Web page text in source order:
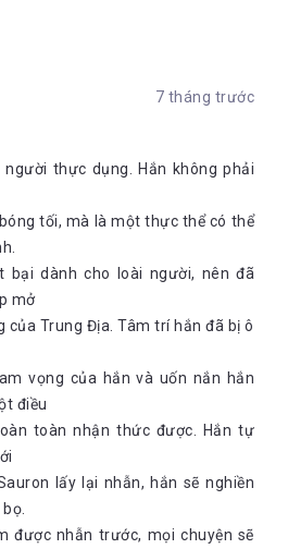
7 tháng trước
người thực dụng. Hắn không phải
tối, mà là một thực thể có thể
bại dành cho loài người, nên đã
mở
của Trung Địa. Tâm trí hắn đã bị ô
vọng của hắn và uốn nắn hắn
điều
toàn nhận thức được. Hắn tự
lấy lại nhẫn, hắn sẽ nghiền
được nhẫn trước, mọi chuyện sẽ